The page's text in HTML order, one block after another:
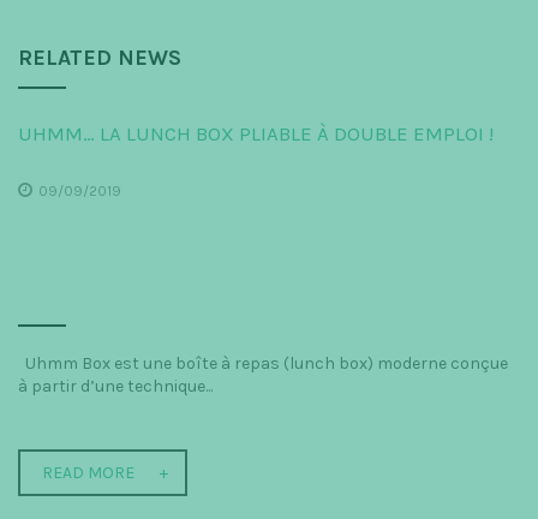
RELATED NEWS
UHMM… LA LUNCH BOX PLIABLE À DOUBLE EMPLOI !
09/09/2019
Uhmm Box est une boîte à repas (lunch box) moderne conçue
à partir d’une technique...
READ MORE